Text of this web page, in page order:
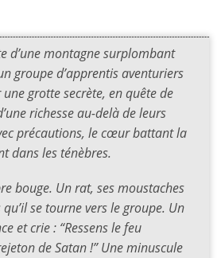
d’une montagne surplombant
groupe d’apprentis aventuriers
grotte secrète, en quête de
richesse au-delà de leurs
précautions, le cœur battant la
dans les ténèbres.
bouge. Un rat, ses moustaches
se tourne vers le groupe. Un
et crie : “Ressens le feu
de Satan !” Une minuscule